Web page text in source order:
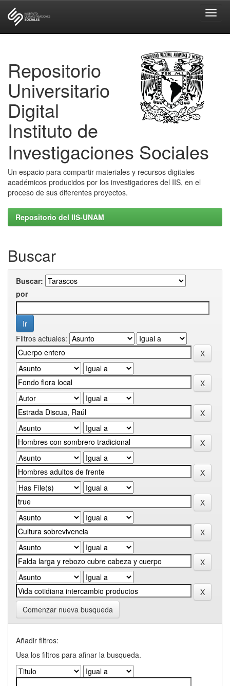
Repositorio
Universitario
Digital
Instituto de
Investigaciones Sociales
Un espacio para compartir materiales y recursos digitales
académicos producidos por los investigadores del IIS, en el
proceso de sus diferentes proyectos.
Repositorio del IIS-UNAM
Buscar
Buscar:
por
Filtros actuales:
Comenzar nueva busqueda
Añadir filtros:
Usa los filtros para afinar la busqueda.